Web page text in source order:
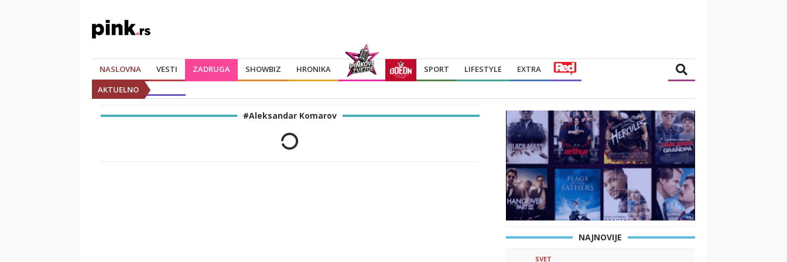
NASLOVNA VESTI ZADRUGA SHOWBIZ HRONIKA SPORT LIFESTYLE
EXTRA
AKTUELNO
#Aleksandar Komarov
NAJNOVIJE
SVET